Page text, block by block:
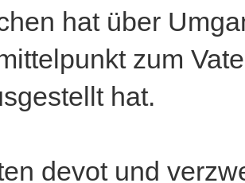
hat über
zum
hat.
devot und